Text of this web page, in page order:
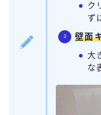
ク
ず
壁面
大
な